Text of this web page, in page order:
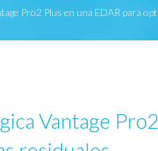
Pro2 Plus en una EDAR para
Vantage